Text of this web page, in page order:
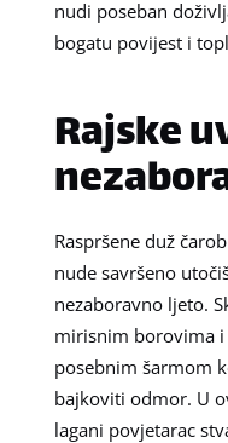
nudi poseban
bogatu povijest i
Rajske
Raspršene duž
nude savršeno
nezaboravno ljeto.
mirisnim borovima
posebnim šarmom
bajkoviti odmor. U
lagani povjetarac